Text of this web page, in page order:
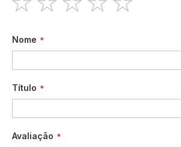
Nome
Título
Avaliação